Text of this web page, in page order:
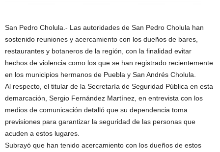
San Pedro Cholula.- Las autoridades de San Pedro Cholula han
sostenido reuniones y acercamiento con los dueños de bares,
restaurantes y botaneros de la región, con la finalidad evitar
hechos de violencia como los que se han registrado recientemente
en los municipios hermanos de Puebla y San Andrés Cholula.
Al respecto, el titular de la Secretaría de Seguridad Pública en esta
demarcación, Sergio Fernández Martínez, en entrevista con los
medios de comunicación detalló que su dependencia toma
previsiones para garantizar la seguridad de las personas que
acuden a estos lugares.
Subrayó que han tenido acercamiento con los dueños de estos